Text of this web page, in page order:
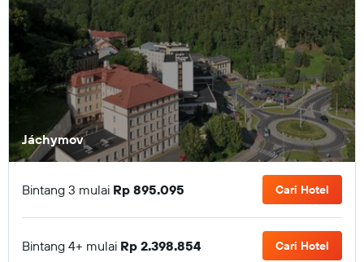
Jáchymov
Bintang 3 mulai Rp 895.095 Cari Hotel
Bintang 4+ mulai Rp 2.398.854 Cari Hotel